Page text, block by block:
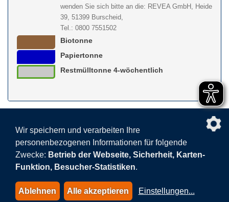
wenden Sie sich bitte an die: REVEA GmbH, Heide
39, 51399 Burscheid,
Tel.: 0800 7551502
Biotonne
Papiertonne
Restmülltonne 4-wöchentlich
nach
Impressum
© 2015-2026 AVEA GmbH & Co. KG
Wir speichern und verarbeiten Ihre
personenbezogenen Informationen für folgende
Zwecke: Betrieb der Webseite, Sicherheit, Karten-
Funktion, Besucher-Statistiken.
Ablehnen Alle akzeptieren Einstellungen...